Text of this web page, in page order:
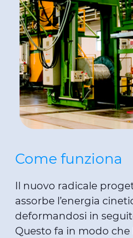
Come funziona
Il nuovo radicale
assorbe l’energia
deformandosi in
Questo fa in modo che